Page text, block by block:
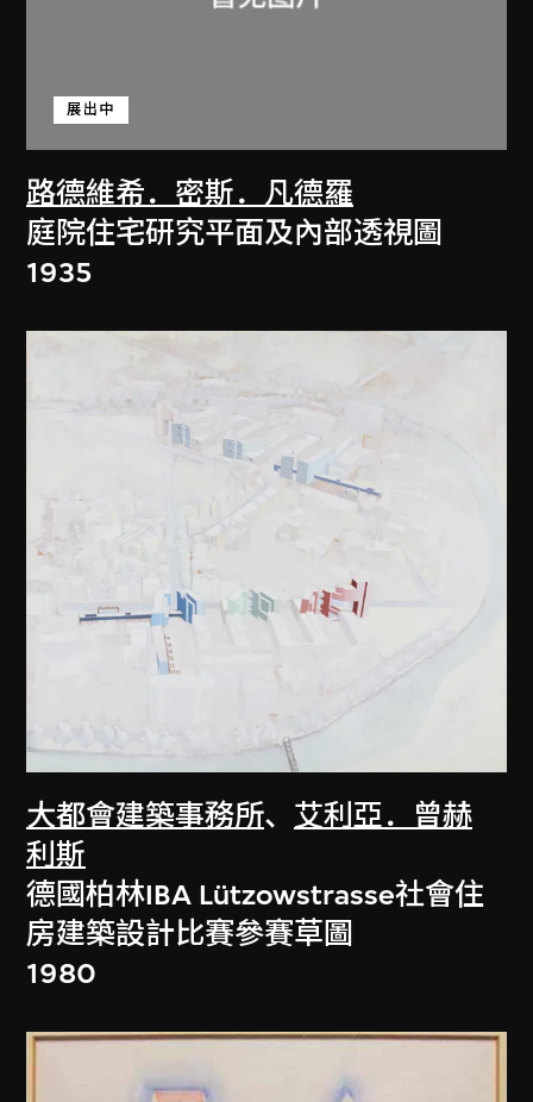
路德維希．密斯．凡德羅
展出中
庭院住宅研究平面及內部透視圖
1935
大都會建築事務所、 艾利亞．曾赫
利斯
德國柏林IBA Lützowstrasse社會住
房建築設計比賽參賽草圖
1980